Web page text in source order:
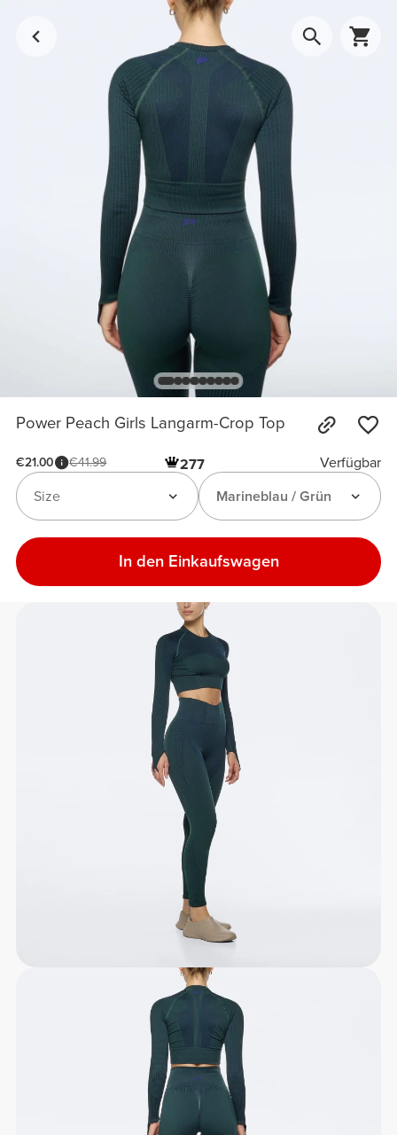
Power Peach Girls Langarm-Crop Top
€21.00 €41.99 277
Verfügbar
Marineblau / Grün
Size
In den Einkaufswagen